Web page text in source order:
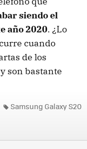
siendo el
año 2020. ¿Lo
cuando
de los
son bastante
Samsung Galaxy S20